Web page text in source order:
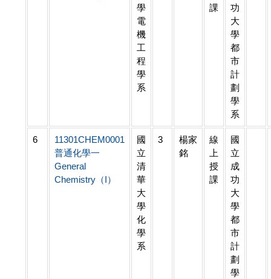
學
電
機
工
程
學
系
課
功
大
學
都
市
計
劃
學
系
6
11301CHEM0001
普通化學一
General
Chemistry（I）
國
立
清
華
大
學
化
學
系
3
楊家
銘
線
上
授
課
國
立
成
功
大
學
都
市
計
劃
學